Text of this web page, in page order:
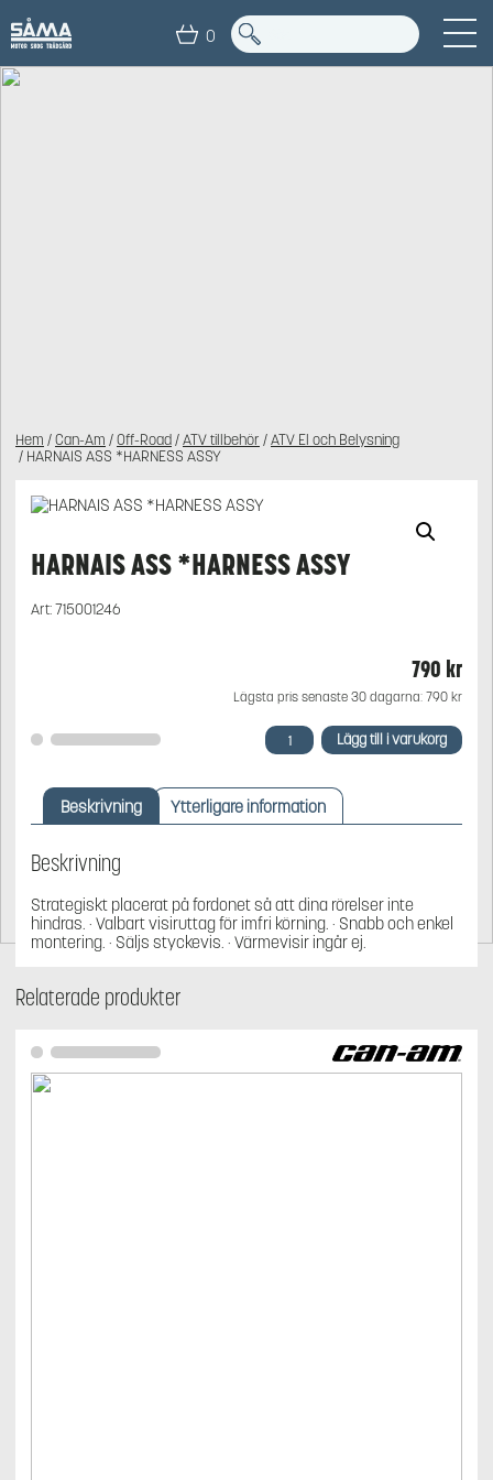
0
Hem /Can-Am /Off-Road/ATV tillbehör /ATV El och Belysning
/ HARNAIS ASS *HARNESS ASSY
HARNAIS ASS *HARNESS ASSY
Art:715001246
790 kr
Lägsta pris senaste 30 dagarna: 790 kr
HARNAIS
ASS
ASSY
mängd
Lägg till i varukorg
Beskrivning Ytterligare information
Beskrivning
Strategiskt placerat på fordonet så att dina rörelser inte
hindras. · Valbart visiruttag för imfri körning. · Snabb och enkel
montering. · Säljs styckevis. · Värmevisir ingår ej.
Relaterade produkter